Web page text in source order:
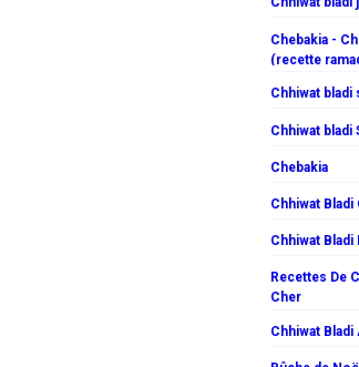
Chebakia -
(recette
Chhiwat bladi
Chhiwat bladi
Chebakia
Chhiwat Bladi
Chhiwat
Recettes De
Cher
Chhiwat Bladi